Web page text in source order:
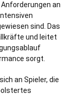
an
sind. Das
und leitet
sorgt.
an Spieler, die